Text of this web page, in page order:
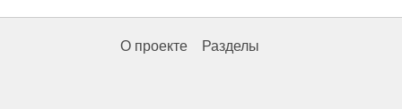
О проекте Разделы